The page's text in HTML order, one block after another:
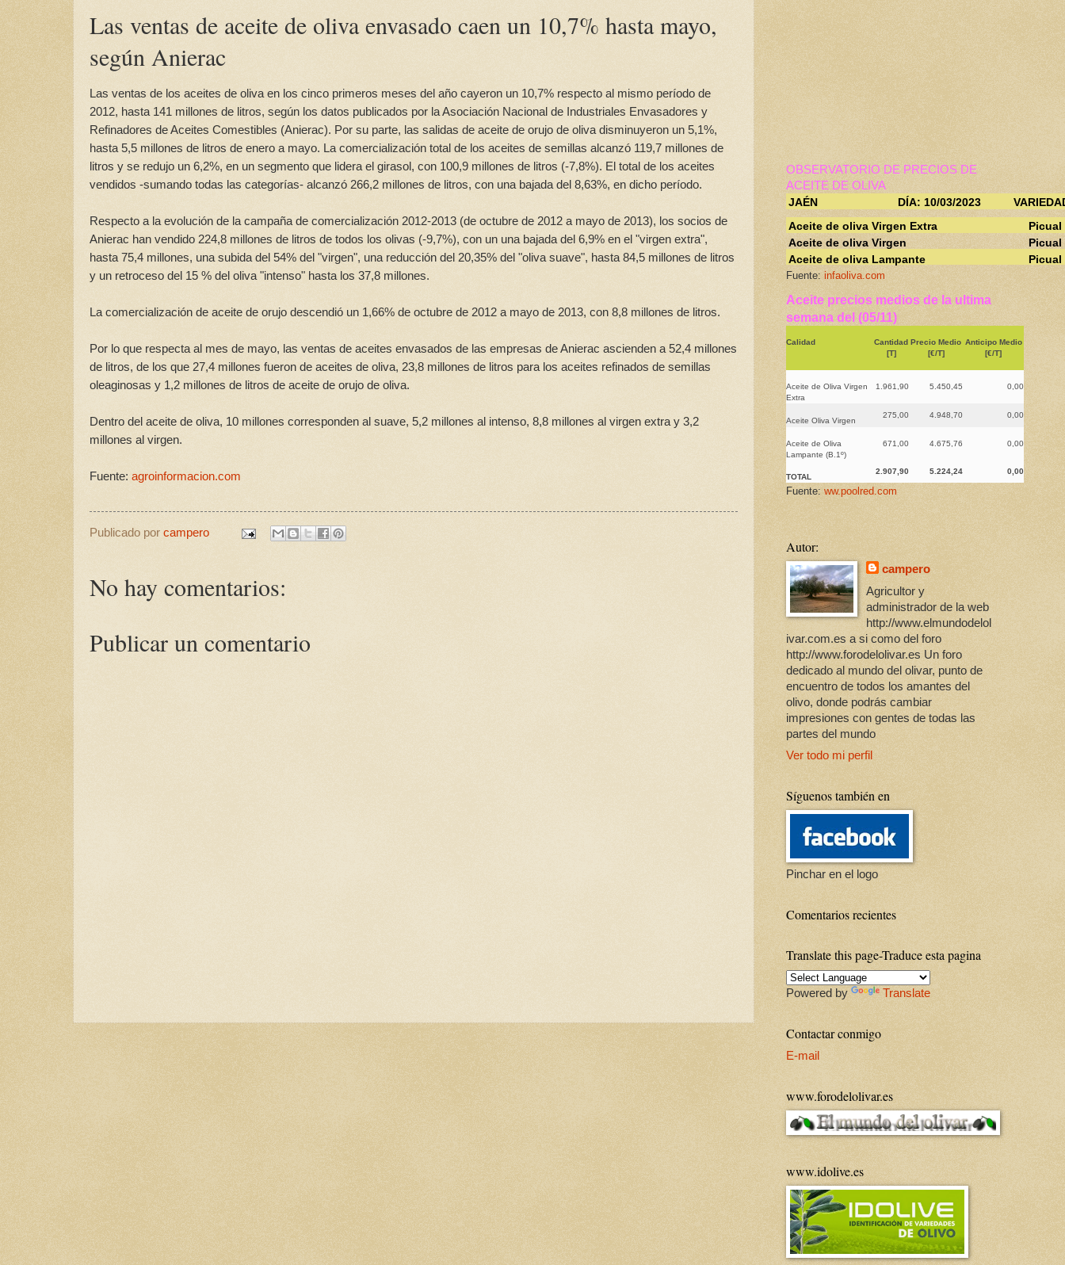
Las ventas de aceite de oliva envasado caen un 10,7% hasta mayo,
según Anierac
Las ventas de los aceites de oliva en los cinco primeros meses del año cayeron un 10,7% respecto al mismo período de
2012, hasta 141 millones de litros, según los datos publicados por la Asociación Nacional de Industriales Envasadores y
Refinadores de Aceites Comestibles (Anierac). Por su parte, las salidas de aceite de orujo de oliva disminuyeron un 5,1%,
hasta 5,5 millones de litros de enero a mayo. La comercialización total de los aceites de semillas alcanzó 119,7 millones de
litros y se redujo un 6,2%, en un segmento que lidera el girasol, con 100,9 millones de litros (-7,8%). El total de los aceites
vendidos -sumando todas las categorías- alcanzó 266,2 millones de litros, con una bajada del 8,63%, en dicho período.
Respecto a la evolución de la campaña de comercialización 2012-2013 (de octubre de 2012 a mayo de 2013), los socios de
Anierac han vendido 224,8 millones de litros de todos los olivas (-9,7%), con un una bajada del 6,9% en el "virgen extra",
hasta 75,4 millones, una subida del 54% del "virgen", una reducción del 20,35% del "oliva suave", hasta 84,5 millones de litros
y un retroceso del 15 % del oliva "intenso" hasta los 37,8 millones.
La comercialización de aceite de orujo descendió un 1,66% de octubre de 2012 a mayo de 2013, con 8,8 millones de litros.
Por lo que respecta al mes de mayo, las ventas de aceites envasados de las empresas de Anierac ascienden a 52,4 millones
de litros, de los que 27,4 millones fueron de aceites de oliva, 23,8 millones de litros para los aceites refinados de semillas
oleaginosas y 1,2 millones de litros de aceite de orujo de oliva.
Dentro del aceite de oliva, 10 millones corresponden al suave, 5,2 millones al intenso, 8,8 millones al virgen extra y 3,2
millones al virgen.
Fuente: agroinformacion.com
Publicado por campero
No hay comentarios:
Publicar un comentario
OBSERVATORIO DE PRECIOS DE
ACEITE DE OLIVA
JAÉN
DÍA: 10/03/2023
Aceite de oliva Virgen Extra
Picual
Aceite de oliva Virgen
Picual
Aceite de oliva Lampante
Picual
Fuente: infaoliva.com
Aceite precios medios de la ultima
semana del (05/11)
Calidad
Cantidad
[T]
Precio Medio
[€/T]
Anticipo Medio
[€/T]
Aceite de Oliva Virgen
Extra
1.961,90 5.450,45 0,00
Aceite Oliva Virgen
275,00 4.948,70 0,00
Aceite de Oliva
Lampante (B.1º)
671,00 4.675,76 0,00
TOTAL
2.907,90 5.224,24 0,00
Fuente: ww.poolred.com
Autor:
campero
Agricultor y
administrador de la web
http://www.elmundodelol
ivar.com.es a si como del foro
http://www.forodelolivar.es Un foro
dedicado al mundo del olivar, punto de
encuentro de todos los amantes del
olivo, donde podrás cambiar
impresiones con gentes de todas las
partes del mundo
Ver todo mi perfil
Síguenos también en
Pinchar en el logo
Comentarios recientes
Translate this page-Traduce esta pagina
Powered by Translate
Contactar conmigo
E-mail
www.forodelolivar.es
www.idolive.es